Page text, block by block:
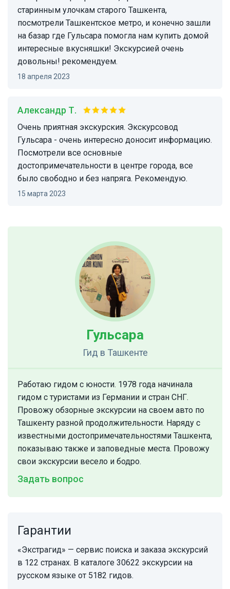
старинным улочкам старого Ташкента,
посмотрели Ташкентское метро, и конечно зашли
на базар где Гульсара помогла нам купить домой
интересные вкусняшки! Экскурсией очень
довольны! рекомендуем.
18 апреля 2023
Александр Т.
Очень приятная экскурския. Экскурсовод
Гульсара - очень интересно доносит информацию.
Посмотрели все основные
достопримечательности в центре города, все
было свободно и без напряга. Рекомендую.
15 марта 2023
Гульсара
Гид в Ташкенте
Работаю гидом с юности. 1978 года начинала
гидом с туристами из Германии и стран СНГ.
Провожу обзорные экскурсии на своем авто по
Ташкенту разной продолжительности. Наряду с
известными достопримечательностями Ташкента,
показываю также и заповедные места. Провожу
свои экскурсии весело и бодро.
Задать вопрос
Гарантии
«Экстрагид» — сервис поиска и заказа экскурсий
в 122 странах. В каталоге 30622 экскурсии на
русском языке от 5182 гидов.